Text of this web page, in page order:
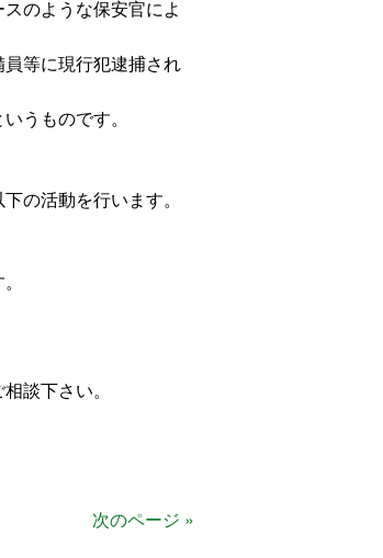
のような保安官によ
等に現行犯逮捕され
うものです。
の活動を行います。
談下さい。
次のページ »